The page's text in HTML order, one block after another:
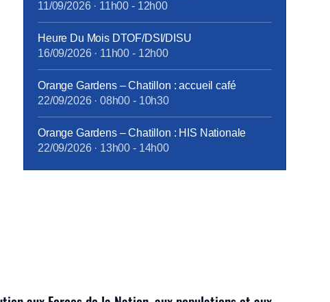
Cette différence de traitement touche à sa fin,
grâce à la ténacité de la CFE-CGC Orange : à
compter du 1er janvier 2018, tous les personnels
bénéficieront des mêmes garanties.
tract_complémentaire_santé_octobre2017.pdf
11/09/2026· 11h00 - 12h00
Heure Du Mois DTOF/DSI/DISU
16/09/2026· 11h00 - 12h00
Orange Gardens – Chatillon : accueil café
22/09/2026· 08h00 - 10h30
Orange Gardens – Chatillon : HIS Nationale
22/09/2026· 13h00 - 14h00